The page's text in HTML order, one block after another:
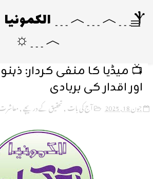
︿﹍☼
📺 میڈیا کا منفی کردار:
اور اقدار کی بربادی
جون 18, 2025 آج کی بات,تحقیق کے دریچے,